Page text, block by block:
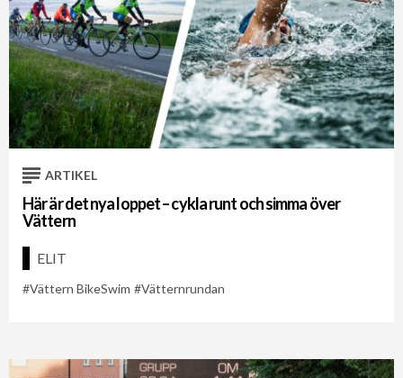
ARTIKEL
Här är det nya loppet – cykla runt och simma över
Vättern
ELIT
Vättern BikeSwim Vätternrundan